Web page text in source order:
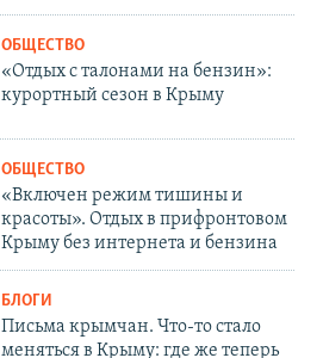
ОБЩЕСТВО
«Отдых с талонами на бензин»:
курортный сезон в Крыму
ОБЩЕСТВО
«Включен режим тишины и
красоты». Отдых в прифронтовом
Крыму без интернета и бензина
БЛОГИ
Письма крымчан. Что-то стало
меняться в Крыму: где же теперь